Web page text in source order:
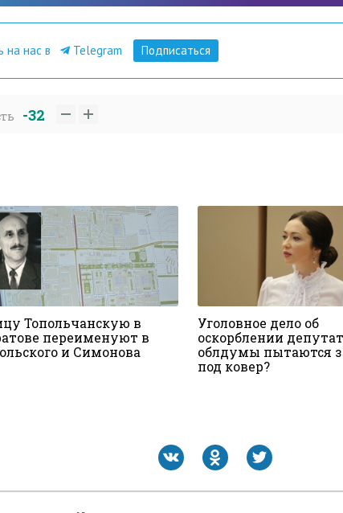
на нас в Telegram Подписаться
-32
Топольчанскую в
переименуют в
и Симонова
Уголовное дело об
оскорблении
облдумы пытаются
под ковер?